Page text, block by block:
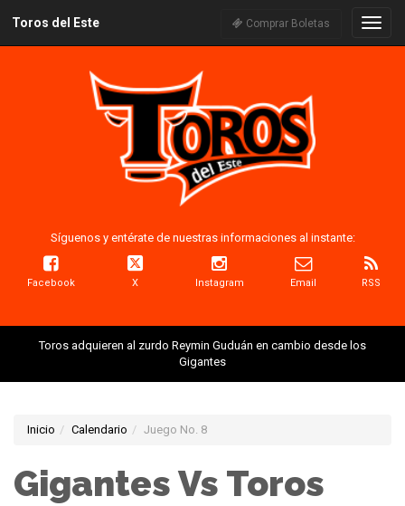
Toros del Este Comprar Boletas
Síguenos y entérate de nuestras informaciones al instante:
Facebook X Instagram Email RSS
Toros adquieren al zurdo Reymin Guduán en cambio desde los
Gigantes
Inicio Calendario Juego No. 8
Gigantes Vs Toros